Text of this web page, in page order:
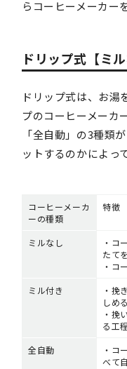
らコーヒーメーカー
ドリップ式【ミ
ドリップ式は、お湯
プのコーヒーメーカ
「全自動」の3種類
ットするのかによっ
コーヒーメーカ
ーの種類
特徴
ミルなし
・コ
たて
・コ
ミル付き
・挽
しめる
・挽
る工
全自動
・コ
べて